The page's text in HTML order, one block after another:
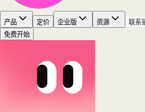
产品 定价 企业版 资源
联系
免费开始